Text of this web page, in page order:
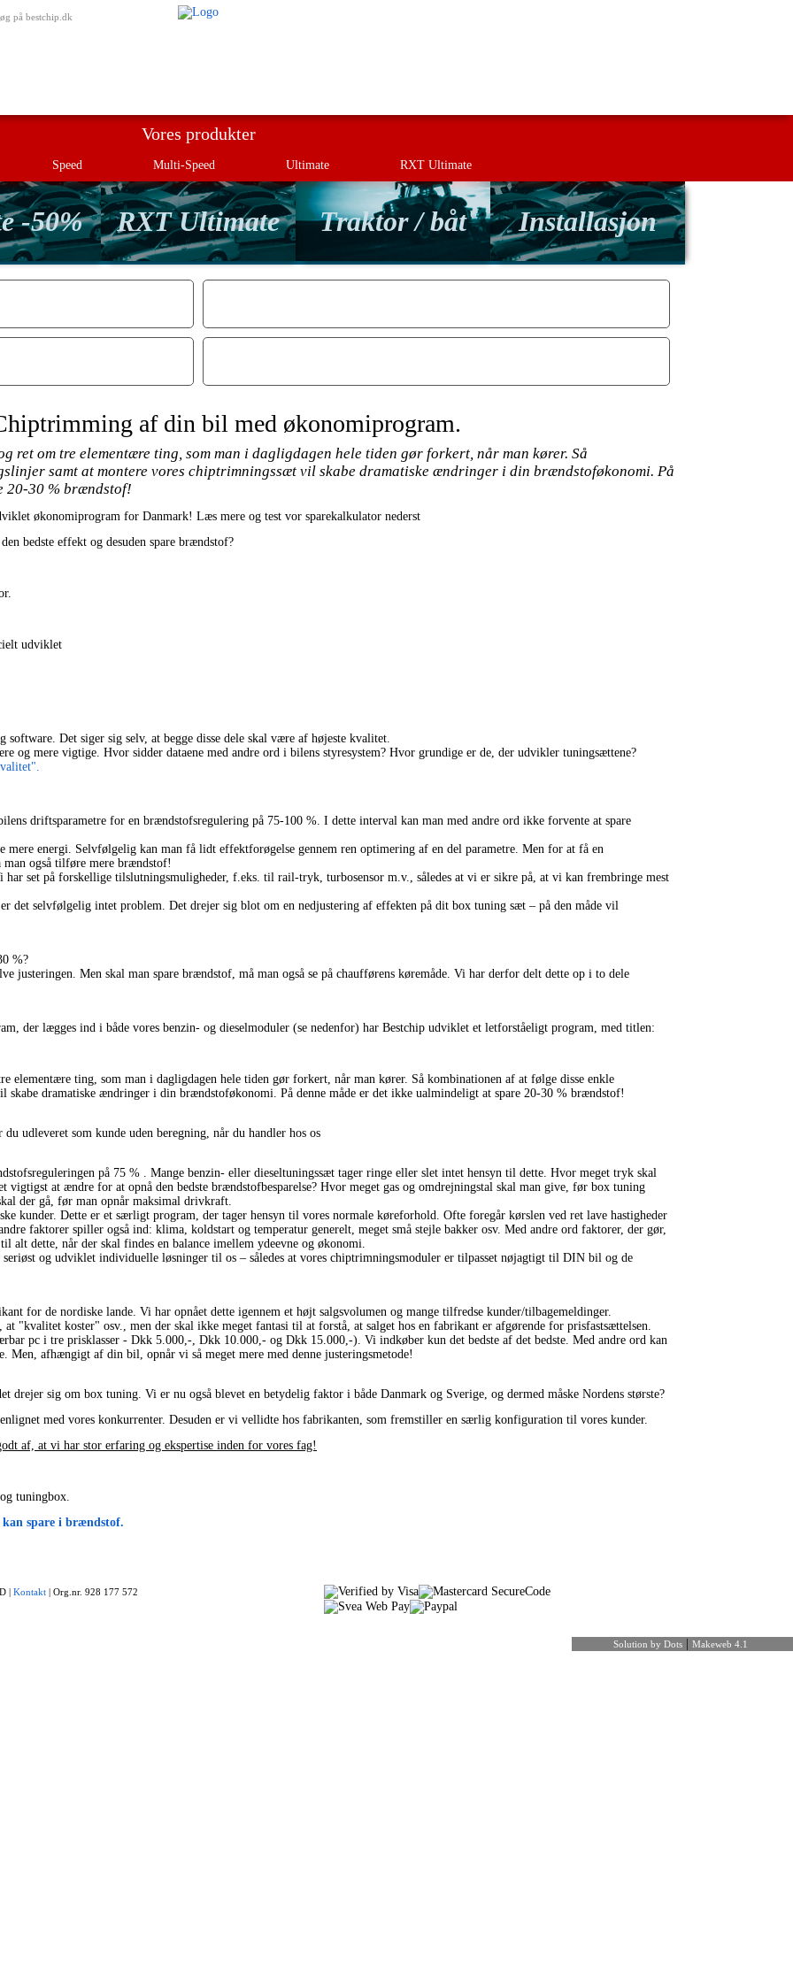
på bestchip.dk
Vores produkter
Speed Multi-Speed Ultimate RXT Ultimate
-50% RXT Ultimate Traktor / båt Installasjon
af din bil med økonomiprogram.
ret om tre elementære ting, som man i dagligdagen hele tiden gør forkert, når man kører. Så
samt at montere vores chiptrimningssæt vil skabe dramatiske ændringer i din brændstoføkonomi. På
20-30 % brændstof!
økonomiprogram for Danmark! Læs mere og test vor sparekalkulator nederst
bedste effekt og desuden spare brændstof?
udviklet
Det siger sig selv, at begge disse dele skal være af højeste kvalitet.
og mere vigtige. Hvor sidder dataene med andre ord i bilens styresystem? Hvor grundige er de, der udvikler tuningsættene?
driftsparametre for en brændstofsregulering på 75-100 %. I dette interval kan man med andre ord ikke forvente at spare
energi. Selvfølgelig kan man få lidt effektforøgelse gennem ren optimering af en del parametre. Men for at få en
også tilføre mere brændstof!
set på forskellige tilslutningsmuligheder, f.eks. til rail-tryk, turbosensor m.v., således at vi er sikre på, at vi kan frembringe mest
det selvfølgelig intet problem. Det drejer sig blot om en nedjustering af effekten på dit box tuning sæt – på den måde vil
%?
justeringen. Men skal man spare brændstof, må man også se på chaufførens køremåde. Vi har derfor delt dette op i to dele
der lægges ind i både vores benzin- og dieselmoduler (se nedenfor) har Bestchip udviklet et letforståeligt program, med titlen:
elementære ting, som man i dagligdagen hele tiden gør forkert, når man kører. Så kombinationen af at følge disse enkle
dramatiske ændringer i din brændstoføkonomi. På denne måde er det ikke ualmindeligt at spare 20-30 % brændstof!
udleveret som kunde uden beregning, når du handler hos os
på 75 % . Mange benzin- eller dieseltuningssæt tager ringe eller slet intet hensyn til dette. Hvor meget tryk skal
vigtigst at ændre for at opnå den bedste brændstofbesparelse? Hvor meget gas og omdrejningstal skal man give, før box tuning
der gå, før man opnår maksimal drivkraft.
kunder. Dette er et særligt program, der tager hensyn til vores normale køreforhold. Ofte foregår kørslen ved ret lave hastigheder
faktorer spiller også ind: klima, koldstart og temperatur generelt, meget små stejle bakker osv. Med andre ord faktorer, der gør,
alt dette, når der skal findes en balance imellem ydeevne og økonomi.
og udviklet individuelle løsninger til os – således at vores chiptrimningsmoduler er tilpasset nøjagtigt til DIN bil og de
for de nordiske lande. Vi har opnået dette igennem et højt salgsvolumen og mange tilfredse kunder/tilbagemeldinger.
"kvalitet koster" osv., men der skal ikke meget fantasi til at forstå, at salget hos en fabrikant er afgørende for prisfastsættelsen.
pc i tre prisklasser - Dkk 5.000,-, Dkk 10.000,- og Dkk 15.000,-). Vi indkøber kun det bedste af det bedste. Med andre ord kan
Men, afhængigt af din bil, opnår vi så meget mere med denne justeringsmetode!
drejer sig om box tuning. Vi er nu også blevet en betydelig faktor i både Danmark og Sverige, og dermed måske Nordens største?
med vores konkurrenter. Desuden er vi vellidte hos fabrikanten, som fremstiller en særlig konfiguration til vores kunder.
af, at vi har stor erfaring og ekspertise inden for vores fag!
tuningbox.
spare i brændstof.
| Kontakt | Org.nr. 928 177 572
Solution by Dots | Makeweb 4.1